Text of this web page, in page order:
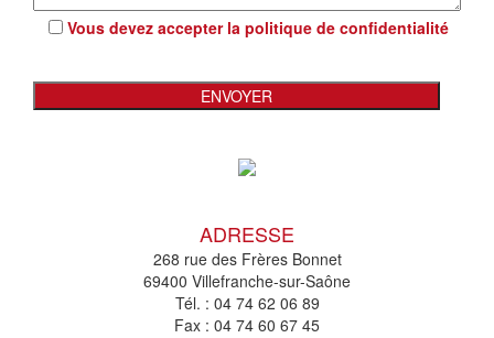
Vous devez accepter la politique de confidentialité
ADRESSE
268 rue des Frères Bonnet
69400 Villefranche-sur-Saône
Tél. : 04 74 62 06 89
Fax : 04 74 60 67 45